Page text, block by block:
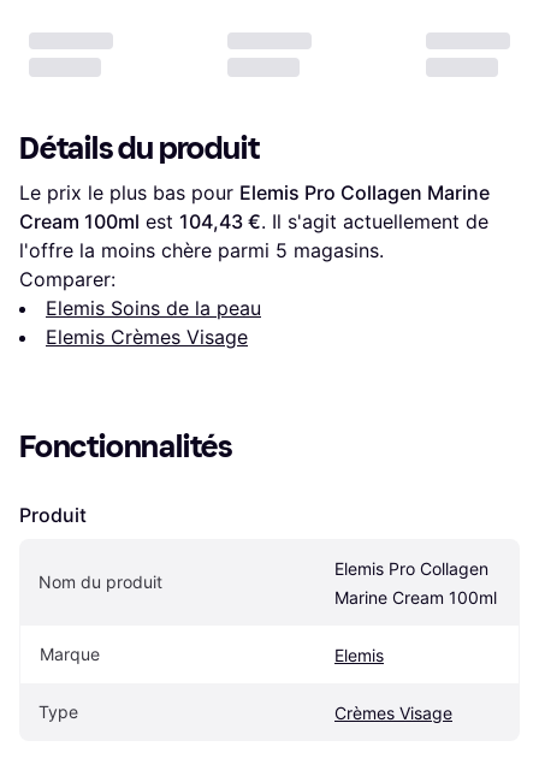
Détails du produit
Le prix le plus bas pour Elemis Pro Collagen Marine
Cream 100ml est 104,43 €. Il s'agit actuellement de
l'offre la moins chère parmi 5 magasins.
Comparer:
Elemis Soins de la peau
Elemis Crèmes Visage
Fonctionnalités
Produit
Nom du produit
Elemis Pro Collagen
Marine Cream 100ml
Marque Elemis
Type Crèmes Visage